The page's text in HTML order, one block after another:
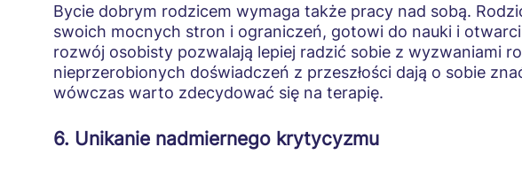
Bycie dobrym rodzicem wymaga także pracy nad sobą.
swoich mocnych stron i ograniczeń, gotowi do nauki i
rozwój osobisty pozwalają lepiej radzić sobie z wyzwaniami
nieprzerobionych doświadczeń z przeszłości dają o sobie
wówczas warto zdecydować się na terapię.
6. Unikanie nadmiernego krytycyzmu